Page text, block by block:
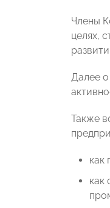
Члены
целях,
Далее
Также
как
как